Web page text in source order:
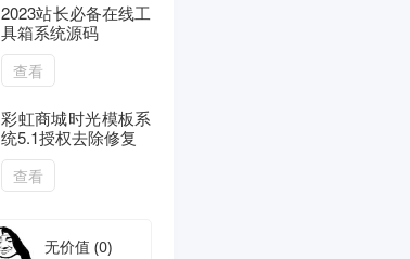
2023站长必备在线工
具箱系统源码
查看
彩虹商城时光模板系
统5.1授权去除修复
查看
无价值(0)